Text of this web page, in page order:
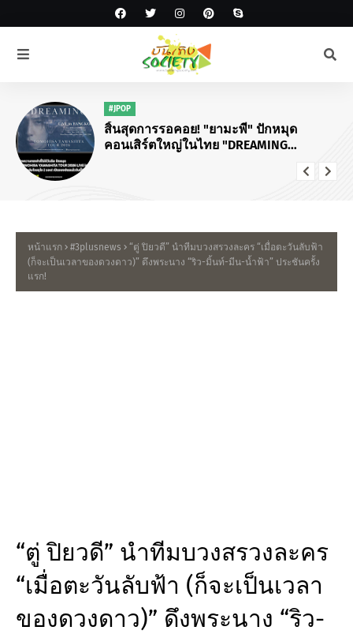
#FANMEETING
💛 HWANG IN YOUP FANMEETING IN BKK
💛
หน้าแรก #3plusnews
“ตู่ ปิยวดี” นำทีมบวงสรวงละคร “เมื่อตะวันลับฟ้า
(ก็จะเป็นเวลาของดวงดาว)” ดึงพระนาง “ริว-มิ้นท์-มีน-น้ำฟ้า” ประชันครั้ง
แรก!
“ตู่ ปิยวดี” นำทีมบวงสรวงละคร
“เมื่อตะวันลับฟ้า (ก็จะเป็นเวลา
ของดวงดาว)” ดึงพระนาง “ริว-